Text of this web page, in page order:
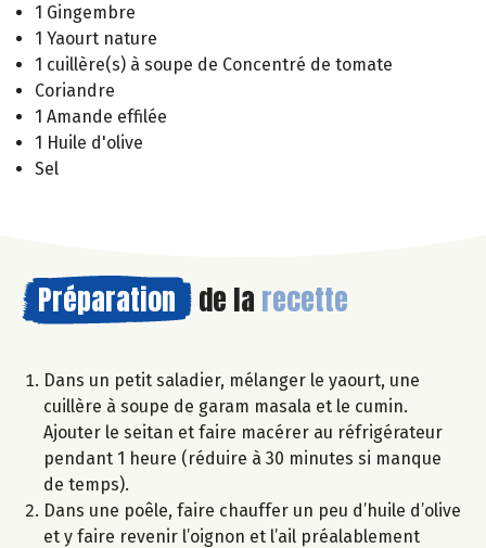
1 Gingembre
1 Yaourt nature
1 cuillère(s) à soupe de Concentré de tomate
Coriandre
1 Amande effilée
1 Huile d'olive
Sel
Préparation de la recette
Dans un petit saladier, mélanger le yaourt, une
cuillère à soupe de garam masala et le cumin.
Ajouter le seitan et faire macérer au réfrigérateur
pendant 1 heure (réduire à 30 minutes si manque
de temps).
Dans une poêle, faire chauffer un peu d’huile d’olive
et y faire revenir l’oignon et l’ail préalablement